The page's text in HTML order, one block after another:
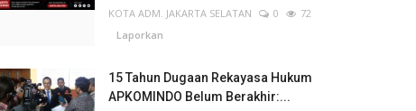
KOTA ADM. JAKARTA SELATAN
0
72
Laporkan
15 Tahun Dugaan Rekayasa Hukum
APKOMINDO Belum Berakhir:...